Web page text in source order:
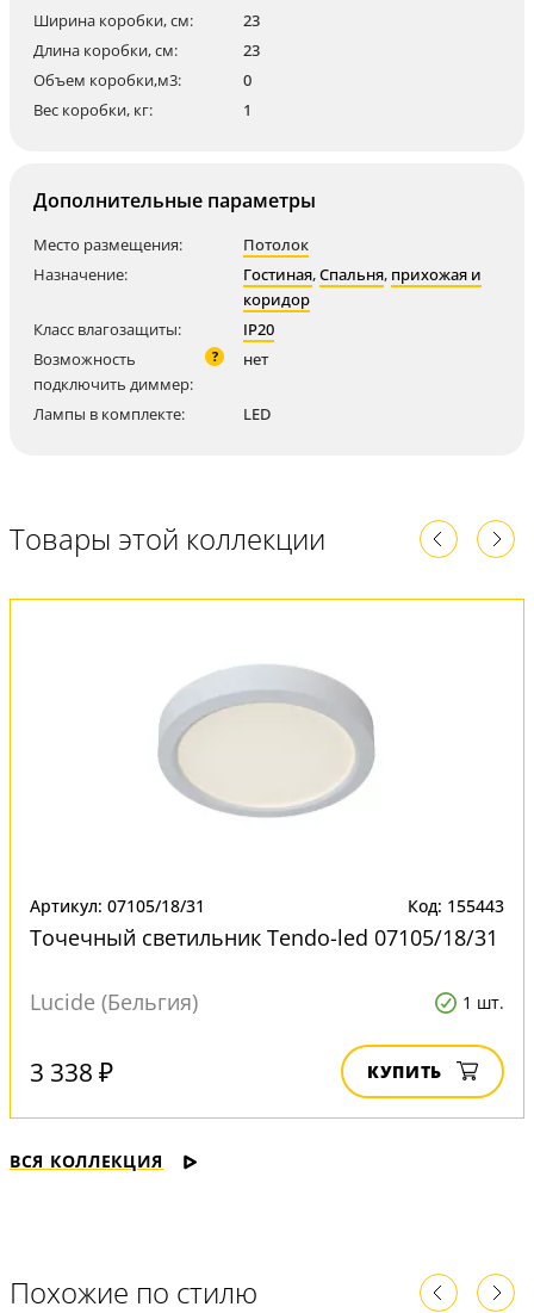
Ширина коробки, см:
23
Длина коробки, см:
23
Объем коробки,м3:
0
Вес коробки, кг:
1
Дополнительные параметры
Место размещения:
Потолок
Назначение:
Гостиная,Спальня, прихожая и
коридор
Класс влагозащиты:
IP20
Возможность
подключить диммер:
? нет
Лампы в комплекте: LED
Товары этой коллекции
Артикул: 07105/18/31 Код: 155443
Точечный светильник Tendo-led 07105/18/31
Lucide (Бельгия) 1 шт.
3 338 ₽ КУПИТЬ
ВСЯ КОЛЛЕКЦИЯ
Похожие по стилю